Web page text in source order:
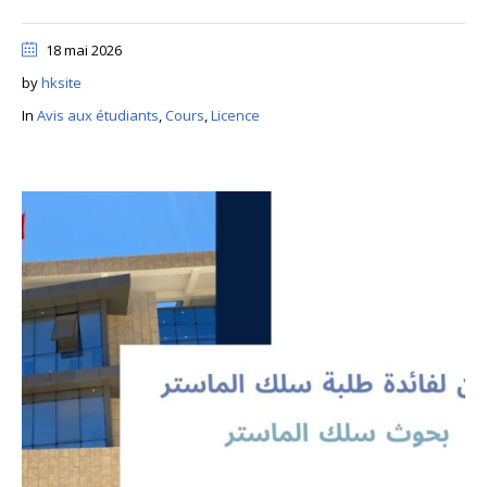
18 mai 2026
byhksite
In Avis aux étudiants,Cours,Licence